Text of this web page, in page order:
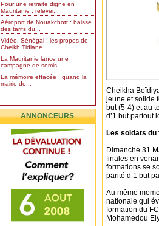
Pour une retraite digne en
Mauritanie : relever...
Aéroport de Nouakchott : baisse
des tarifs du...
Vidéo. Sénégal : les propos de
Cheikh Tidiane...
La Mauritanie lance une
campagne de semis...
La mémoire effacée : quand la
mairie de...
ANNONCEURS
Cheikha
jeune et solide
but (5-4) et au
d’1 but partout
Les soldats
Dimanche 31
finales en
formations se
parité d’1 but
Au même
nationale qui
formation du
Mohamedou